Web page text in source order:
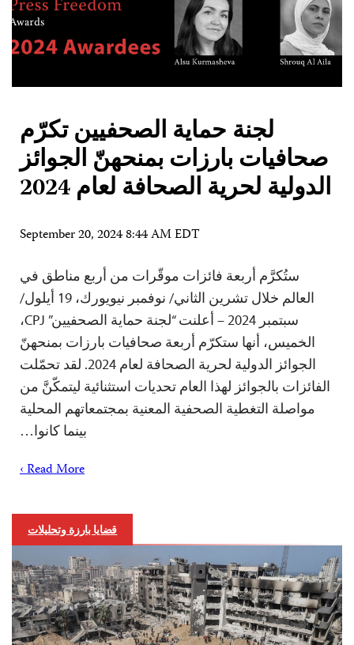
لجنة حماية الصحفيين تكرّم
صحافيات بارزات بمنحهنّ الجوائز
الدولية لحرية الصحافة لعام 2024
September 20, 2024 8:44 AM EDT
ستُكرَّم أربعة فائزات موقّرات من أربع مناطق في
العالم خلال تشرين الثاني/ نوفمبر نيويورك، 19 أيلول/
سبتمبر 2024 – أعلنت “لجنة حماية الصحفيين” CPJ،
الخميس، أنها ستكرّم أربعة صحافيات بارزات بمنحهنّ
الجوائز الدولية لحرية الصحافة لعام 2024. لقد تحمّلت
الفائزات بالجوائز لهذا العام تحديات استثنائية ليتمكّنَّ من
مواصلة التغطية الصحفية المعنية بمجتمعاتهم المحلية
بينما كانوا…
Read More ›
قضايا بارزة وتحليلات